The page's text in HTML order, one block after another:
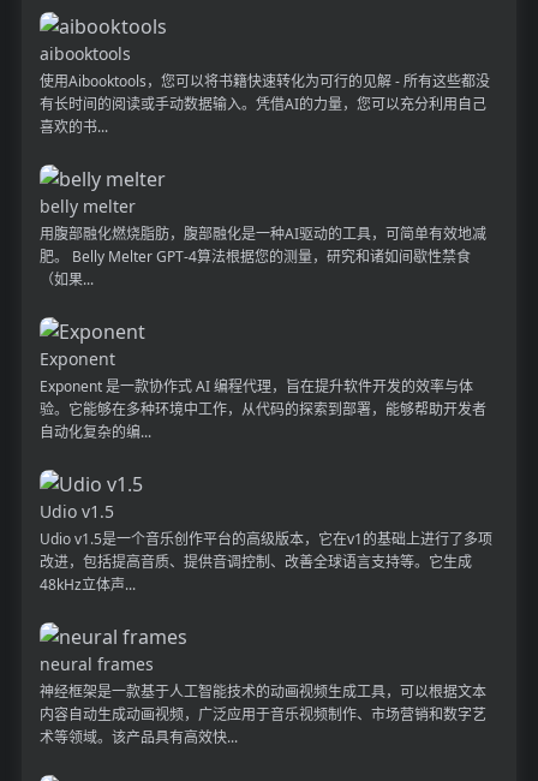
aibooktools
使用Aibooktools，您可以将书籍快速转化为可行的见解 - 所有这些都没
有长时间的阅读或手动数据输入。凭借AI的力量，您可以充分利用自己
喜欢的书...
belly melter
用腹部融化燃烧脂肪，腹部融化是一种AI驱动的工具，可简单有效地减
肥。 Belly Melter GPT-4算法根据您的测量，研究和诸如间歇性禁食
（如果...
Exponent
Exponent 是一款协作式 AI 编程代理，旨在提升软件开发的效率与体
验。它能够在多种环境中工作，从代码的探索到部署，能够帮助开发者
自动化复杂的编...
Udio v1.5
Udio v1.5是一个音乐创作平台的高级版本，它在v1的基础上进行了多项
改进，包括提高音质、提供音调控制、改善全球语言支持等。它生成
48kHz立体声...
neural frames
神经框架是一款基于人工智能技术的动画视频生成工具，可以根据文本
内容自动生成动画视频，广泛应用于音乐视频制作、市场营销和数字艺
术等领域。该产品具有高效快...